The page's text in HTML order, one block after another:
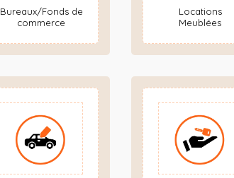
Bureaux/Fonds de
commerce
Locations
Meublées